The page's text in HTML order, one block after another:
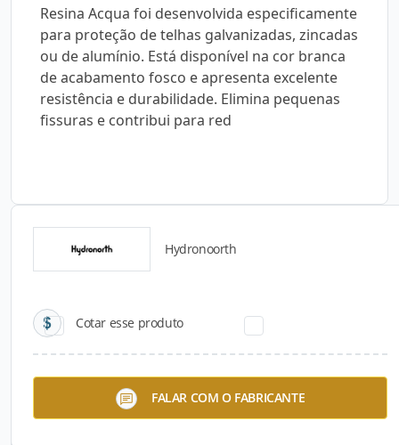
Resina Acqua foi desenvolvida especificamente
para proteção de telhas galvanizadas, zincadas
ou de alumínio. Está disponível na cor branca
de acabamento fosco e apresenta excelente
resistência e durabilidade. Elimina pequenas
fissuras e contribui para red
Hydronoorth
Cotar esse produto
FALAR COM O FABRICANTE
Catálogos para Download